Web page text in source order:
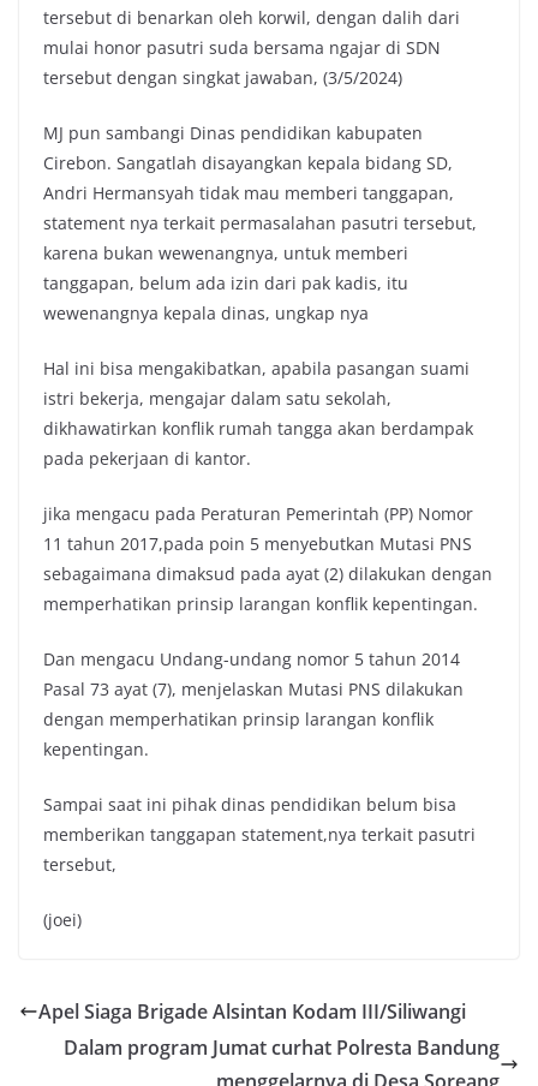
tersebut di benarkan oleh korwil, dengan dalih dari
mulai honor pasutri suda bersama ngajar di SDN
tersebut dengan singkat jawaban, (3/5/2024)
MJ pun sambangi Dinas pendidikan kabupaten
Cirebon. Sangatlah disayangkan kepala bidang SD,
Andri Hermansyah tidak mau memberi tanggapan,
statement nya terkait permasalahan pasutri tersebut,
karena bukan wewenangnya, untuk memberi
tanggapan, belum ada izin dari pak kadis, itu
wewenangnya kepala dinas, ungkap nya
Hal ini bisa mengakibatkan, apabila pasangan suami
istri bekerja, mengajar dalam satu sekolah,
dikhawatirkan konflik rumah tangga akan berdampak
pada pekerjaan di kantor.
jika mengacu pada Peraturan Pemerintah (PP) Nomor
11 tahun 2017,pada poin 5 menyebutkan Mutasi PNS
sebagaimana dimaksud pada ayat (2) dilakukan dengan
memperhatikan prinsip larangan konflik kepentingan.
Dan mengacu Undang-undang nomor 5 tahun 2014
Pasal 73 ayat (7), menjelaskan Mutasi PNS dilakukan
dengan memperhatikan prinsip larangan konflik
kepentingan.
Sampai saat ini pihak dinas pendidikan belum bisa
memberikan tanggapan statement,nya terkait pasutri
tersebut,
(joei)
Apel Siaga Brigade Alsintan Kodam III/Siliwangi
Dalam program Jumat curhat Polresta Bandung